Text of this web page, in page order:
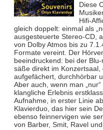
Diese
Hifi-
gleich doppelt: einmal als
ausgesteuerte Stereo-CD,
von Dolby Atmos bis zu
Formate vereint. Der
beeindruckend: bei der
säße direkt im
aufgefächert, durchhörbar
Aber auch, wenn man
klangliche Erlebnis
Aufnahme, in erster Linie
Klavierduo, das hier sein
ebenso feinnervigen wie
von Barber, Smit, Ravel